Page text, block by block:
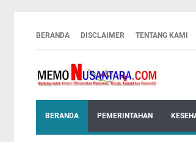
BERANDA DISCLAIMER TENTANG KAMI
BERANDA PEMERINTAHAN